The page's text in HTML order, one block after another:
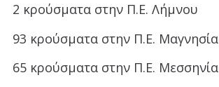
2 κρούσματα στην Π.Ε. Λήμνου
93 κρούσματα στην Π.Ε.
65 κρούσματα στην Π.Ε.